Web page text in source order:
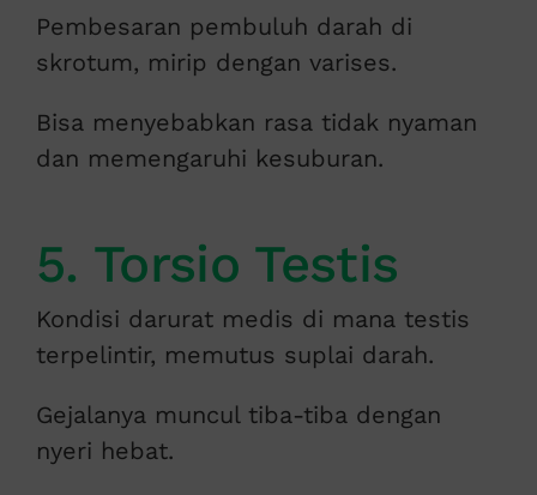
Pembesaran pembuluh darah di
skrotum, mirip dengan varises.
Bisa menyebabkan rasa tidak nyaman
dan memengaruhi kesuburan.
5. Torsio Testis
Kondisi darurat medis di mana testis
terpelintir, memutus suplai darah.
Gejalanya muncul tiba-tiba dengan
nyeri hebat.